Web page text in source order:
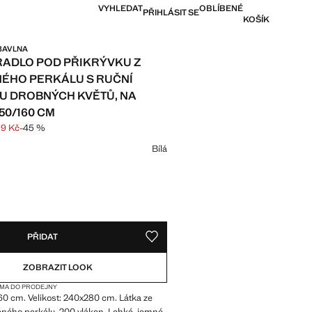
VYHLEDATPŘIHLÁSIT SEOBLÍBENÉ
KOŠÍK
POD PŘIKRÝVKU Z
PERKÁLU S RUČNÍ
DROBNÝCH KVĚTŮ, NA
160 CM
přeškrtnutá [1 999 Kč ]
[1 099 Kč ]
Kč-45 %
Bílá
PŘIDAT ULOŽIT DO SEZNAMU PŘÁNÍ
ZOBRAZIT LOOK
DO PRODEJNY
cm. Velikost: 240x280 cm. Látka ze